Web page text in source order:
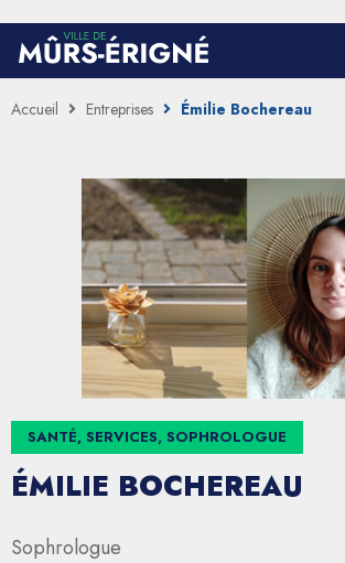
Accueil Entreprises Émilie Bochereau
SANTÉ, SERVICES, SOPHROLOGUE
ÉMILIE BOCHEREAU
Sophrologue